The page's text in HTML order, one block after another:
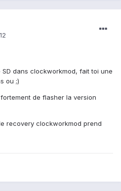
dans clockworkmod, fait toi une
ou ;)
de flasher la version
recovery clockworkmod prend